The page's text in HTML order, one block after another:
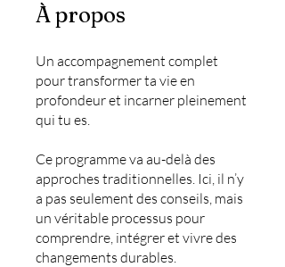
À propos
Un accompagnement complet
pour transformer ta vie en
profondeur et incarner pleinement
qui tu es.
Ce programme va au-delà des
approches traditionnelles. Ici, il n’y
a pas seulement des conseils, mais
un véritable processus pour
comprendre, intégrer et vivre des
changements durables.